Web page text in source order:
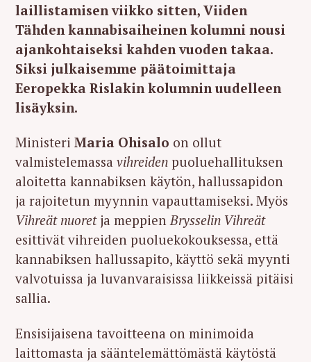
laillistamisen viikko sitten, Viiden
Tähden kannabisaiheinen kolumni nousi
ajankohtaiseksi kahden vuoden takaa.
Siksi julkaisemme päätoimittaja
Eeropekka Rislakin kolumnin uudelleen
lisäyksin.
Ministeri Maria Ohisalo on ollut
valmistelemassa vihreiden puoluehallituksen
aloitetta kannabiksen käytön, hallussapidon
ja rajoitetun myynnin vapauttamiseksi. Myös
Vihreät nuoretja meppienBrysselin Vihreät
esittivät vihreiden puoluekokouksessa, että
kannabiksen hallussapito, käyttö sekä myynti
valvotuissa ja luvanvaraisissa liikkeissä pitäisi
sallia.
Ensisijaisena tavoitteena on minimoida
laittomasta ja sääntelemättömästä käytöstä